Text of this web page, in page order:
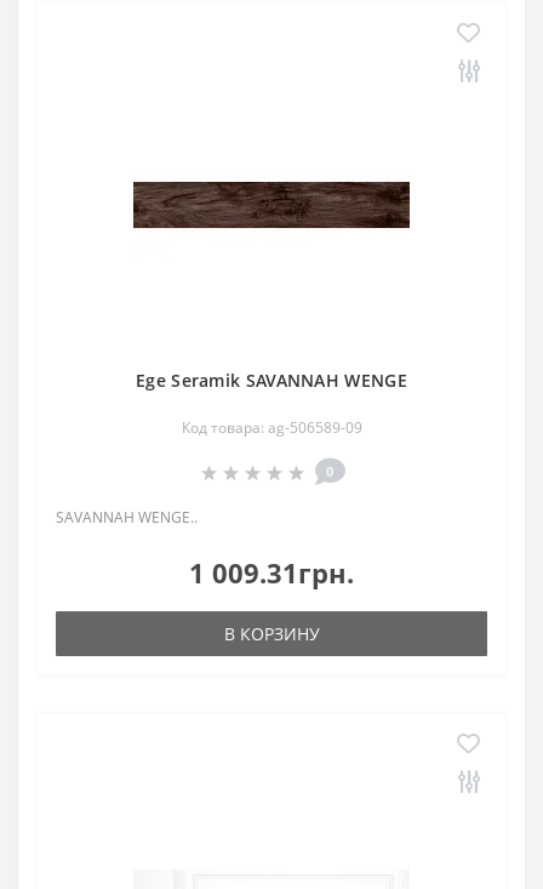
Ege Seramik SAVANNAH WENGE
Код товара: ag-506589-09
0
SAVANNAH WENGE..
1 009.31грн.
В КОРЗИНУ